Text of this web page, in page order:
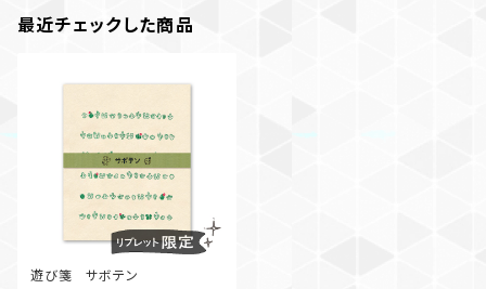
最近チェックした商品
遊び箋 サボテン